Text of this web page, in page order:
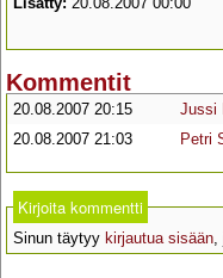
Kommentit
20.08.2007 20:15 Jussi
20.08.2007 21:03
Petri
Kirjoita kommentti
Sinun täytyy kirjautua sisään,